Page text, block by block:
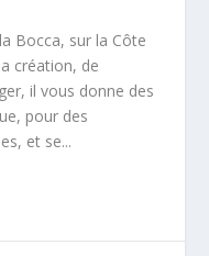
Bocca, sur la Côte
création, de
il vous donne des
pour des
et se...